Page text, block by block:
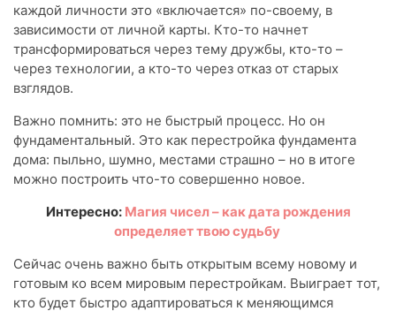
каждой личности это «включается» по-своему, в
зависимости от личной карты. Кто-то начнет
трансформироваться через тему дружбы, кто-то –
через технологии, а кто-то через отказ от старых
взглядов.
Важно помнить: это не быстрый процесс. Но он
фундаментальный. Это как перестройка фундамента
дома: пыльно, шумно, местами страшно – но в итоге
можно построить что-то совершенно новое.
Интересно: Магия чисел – как дата рождения
определяет твою судьбу
Сейчас очень важно быть открытым всему новому и
готовым ко всем мировым перестройкам. Выиграет тот,
кто будет быстро адаптироваться к меняющимся